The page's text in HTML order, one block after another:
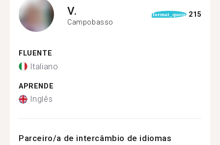
V.
Campobasso
format_quote 215
FLUENTE
Italiano
APRENDE
Inglês
Parceiro/a de intercâmbio de idiomas